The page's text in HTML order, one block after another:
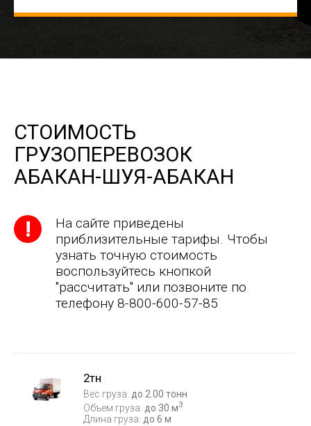
СТОИМОСТЬ
ГРУЗОПЕРЕВОЗОК
АБАКАН-ШУЯ-АБАКАН
На сайте приведены
приблизительные тарифы. Чтобы
узнать точную стоимость
воспользуйтесь кнопкой
"рассчитать" или позвоните по
телефону 8-800-600-57-85
2тн
Вес груза: до 2.00 тонн
Объем груза: до 30 м3
Длина груза: до 6 м